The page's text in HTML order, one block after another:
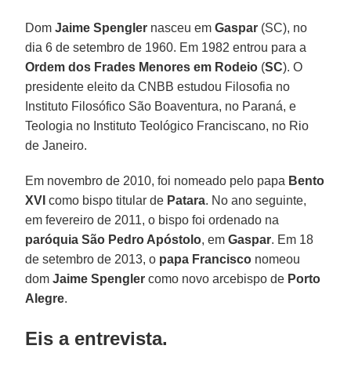
DomJaime Spengler nasceu emGaspar (SC), no
dia 6 de setembro de 1960. Em 1982 entrou para a
Ordem dos Frades Menores em Rodeio (SC). O
presidente eleito da CNBB estudou Filosofia no
Instituto Filosófico São Boaventura, no Paraná, e
Teologia no Instituto Teológico Franciscano, no Rio
de Janeiro.
Em novembro de 2010, foi nomeado pelo papa Bento
XVI como bispo titular de Patara. No ano seguinte,
em fevereiro de 2011, o bispo foi ordenado na
paróquia São Pedro Apóstolo, emGaspar. Em 18
de setembro de 2013, o papa Francisco nomeou
domJaime Spengler como novo arcebispo de Porto
Alegre.
Eis a entrevista.